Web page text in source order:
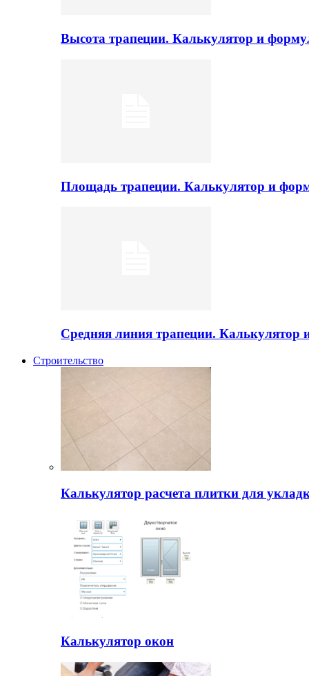
Высота трапеции. Калькулятор и
Площадь трапеции. Калькулятор и
Средняя линия трапеции.
Строительство
Калькулятор расчета плитки для
Калькулятор окон